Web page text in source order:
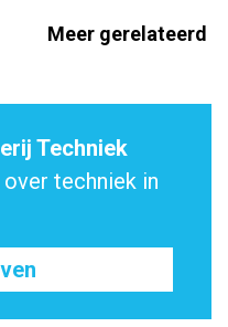
Meer gerelateerd
Techniek
techniek in